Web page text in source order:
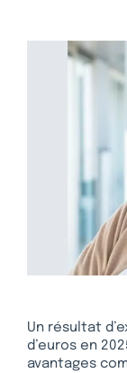
Un résultat
d’euros en
avantages